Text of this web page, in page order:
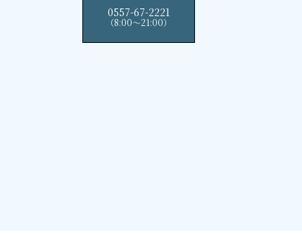
0557-67-2221
（8:00〜21:00）